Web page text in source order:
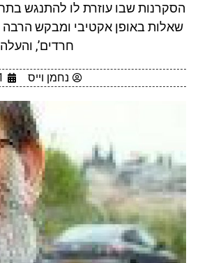
הסקרנות שבו עוזרת לו להתנגש
שאלות באופן אקטיבי ומבקש הרבה
חרדים’,
נחמן וייס